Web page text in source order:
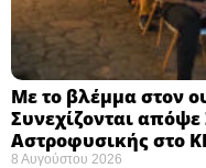
Με το βλέμμα στον
Συνεχίζονται
Αστροφυσικής στο
8 Αυγούστου 2026